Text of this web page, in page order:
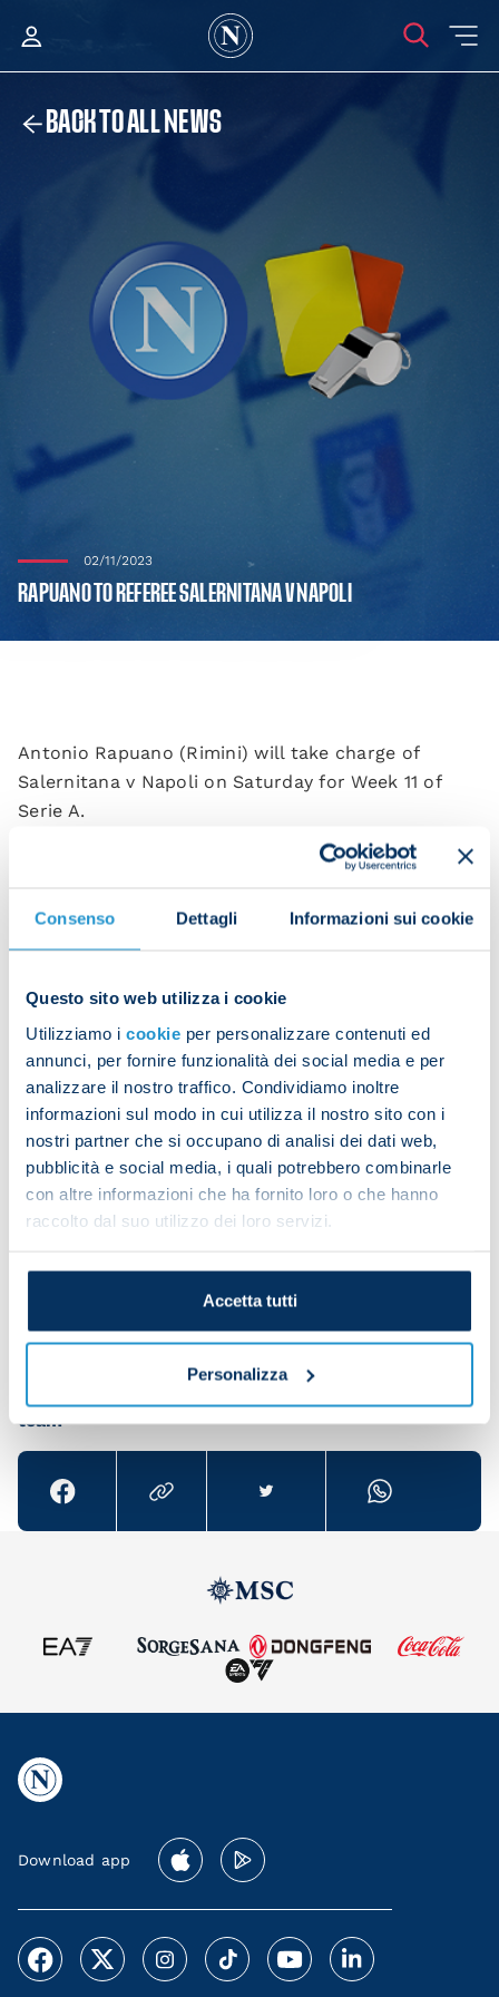
Consenso Dettagli Informazioni sui cookie
Questo sito web utilizza i cookie
Utilizziamo i cookie per personalizzare contenuti ed
annunci, per fornire funzionalità dei social media e per
analizzare il nostro traffico. Condividiamo inoltre
informazioni sul modo in cui utilizza il nostro sito con i
nostri partner che si occupano di analisi dei dati web,
pubblicità e social media, i quali potrebbero combinarle
con altre informazioni che ha fornito loro o che hanno
raccolto dal suo utilizzo dei loro servizi.
Accetta tutti
Personalizza
BACK TO ALL NEWS
02/11/2023
RAPUANO TO REFEREE SALERNITANA V NAPOLI
Antonio Rapuano (Rimini) will take charge of
Salernitana v Napoli on Saturday for Week 11 of
Serie A.
VAR: Valeri, Longo
Date Referee Team Opponent H/A
30/04/2022
Antonio
Rapuano
Napoli Sassuolo H
29/10/2022
Antonio
Rapuano
Napoli Sassuolo H
Rapuano
team
Download app